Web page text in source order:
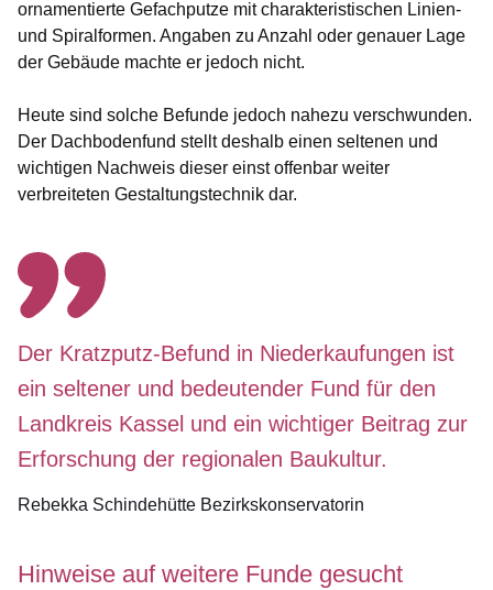
ornamentierte Gefachputze mit charakteristischen Linien-
und Spiralformen. Angaben zu Anzahl oder genauer Lage
der Gebäude machte er jedoch nicht.
Heute sind solche Befunde jedoch nahezu verschwunden.
Der Dachbodenfund stellt deshalb einen seltenen und
wichtigen Nachweis dieser einst offenbar weiter
verbreiteten Gestaltungstechnik dar.
Der Kratzputz-Befund in Niederkaufungen ist
ein seltener und bedeutender Fund für den
Landkreis Kassel und ein wichtiger Beitrag zur
Erforschung der regionalen Baukultur.
Rebekka Schindehütte Bezirkskonservatorin
Hinweise auf weitere Funde gesucht